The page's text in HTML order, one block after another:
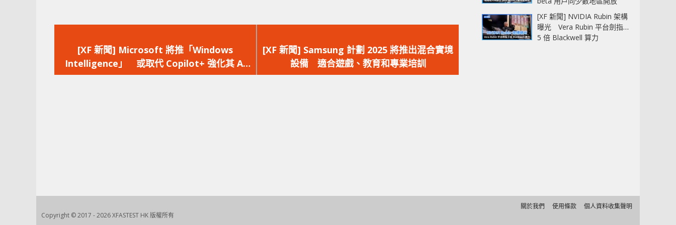
一
篇
文
[XF 新聞] Microsoft 將推「Windows
Intelligence」 或取代 Copilot+ 強化其 AI
工具
一
篇
文
[XF 新聞] Samsung 計劃 2025 將推出混合實境
設備 適合遊戲、教育和專業培訓
[XF 新聞] NVIDIA Rubin 架構
曝光 Vera Rubin 平台劍指
5 倍 Blackwell 算力
Copyright © 2017 - 2026 XFASTEST HK 版權所有
關於我們 使用條款 個人資料收集聲明